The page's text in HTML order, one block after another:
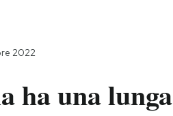
2022
ha una lunga